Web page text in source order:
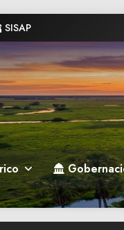
SISAP
Guarico